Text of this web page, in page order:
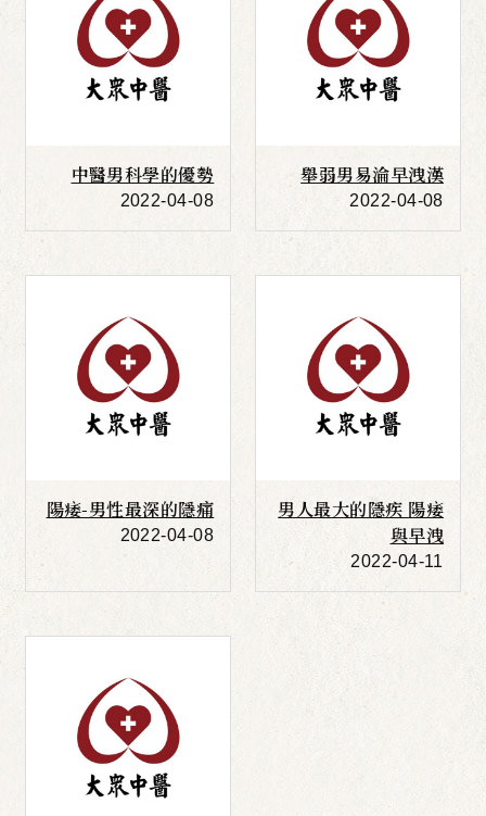
中醫男科學的優勢
2022-04-08
舉弱男易淪早洩漢
2022-04-08
More
陽痿-男性最深的隱痛
2022-04-08
男人最大的隱疾 陽痿
與早洩
2022-04-11
More